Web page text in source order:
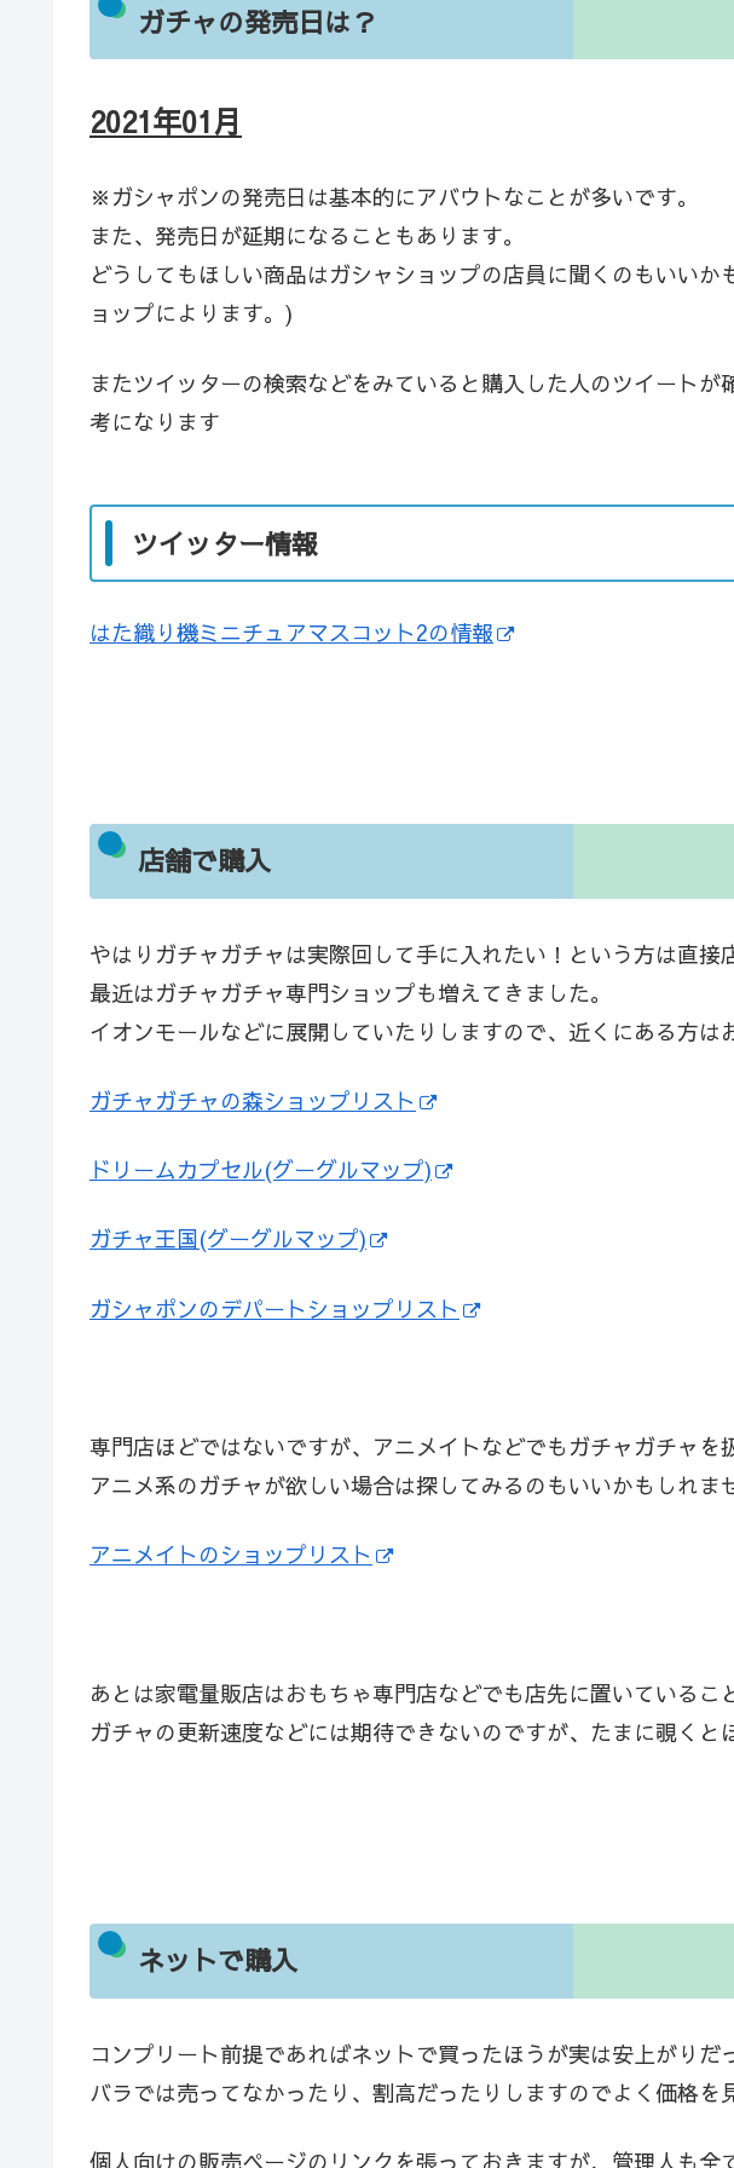
ガチャの発売日は？
2021年01月
※ガシャポンの発売日は基本的にアバウトなことが多いです。
また、発売日が延期になることもあります。
どうしてもほしい商品はガシャショップの店員に聞くのもいい
ョップによります。)
またツイッターの検索などをみていると購入した人のツイート
考になります
ツイッター情報
はた織り機ミニチュアマスコット2の情報
店舗で購入
やはりガチャガチャは実際回して手に入れたい！という方は直接
最近はガチャガチャ専門ショップも増えてきました。
イオンモールなどに展開していたりしますので、近くにある方は
ガチャガチャの森ショップリスト
ドリームカプセル(グーグルマップ)
ガチャ王国(グーグルマップ)
ガシャポンのデパートショップリスト
専門店ほどではないですが、アニメイトなどでもガチャガチャを
アニメ系のガチャが欲しい場合は探してみるのもいいかもしれま
アニメイトのショップリスト
あとは家電量販店はおもちゃ専門店などでも店先に置いているこ
ガチャの更新速度などには期待できないのですが、たまに覗く
ネットで購入
コンプリート前提であればネットで買ったほうが実は安上がりだ
バラでは売ってなかったり、割高だったりしますのでよく価格を
個人向けの販売ページのリンクを張っておきますが、管理人も全